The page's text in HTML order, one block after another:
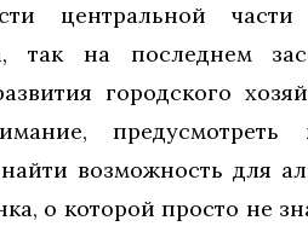
центральной
так на последнем
городского
найти возможность для
о которой просто не